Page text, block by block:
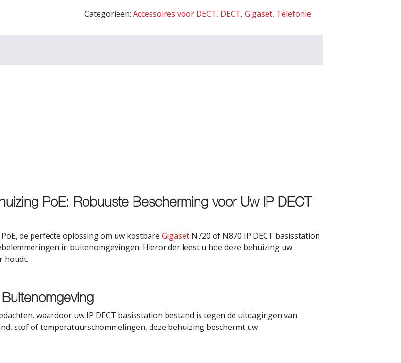
Categorieën:Accessoires voor DECT, DECT,Gigaset, Telefonie
PoE: Robuuste Bescherming voor Uw IP DECT
de perfecte oplossing om uw kostbare Gigaset N720 of N870 IP DECT basisstation
in buitenomgevingen. Hieronder leest u hoe deze behuizing uw
houdt.
waardoor uw IP DECT basisstation bestand is tegen de uitdagingen van
stof of temperatuurschommelingen, deze behuizing beschermt uw